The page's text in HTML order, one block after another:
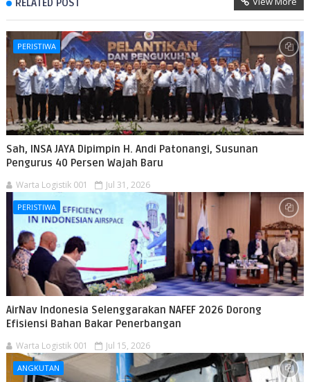
RELATED POST
PERISTIWA
Sah, INSA JAYA Dipimpin H. Andi Patonangi, Susunan
Pengurus 40 Persen Wajah Baru
Warta Logistik 001 Jul 31, 2026
PERISTIWA
AirNav Indonesia Selenggarakan NAFEF 2026 Dorong
Efisiensi Bahan Bakar Penerbangan
Warta Logistik 001 Jul 15, 2026
ANGKUTAN